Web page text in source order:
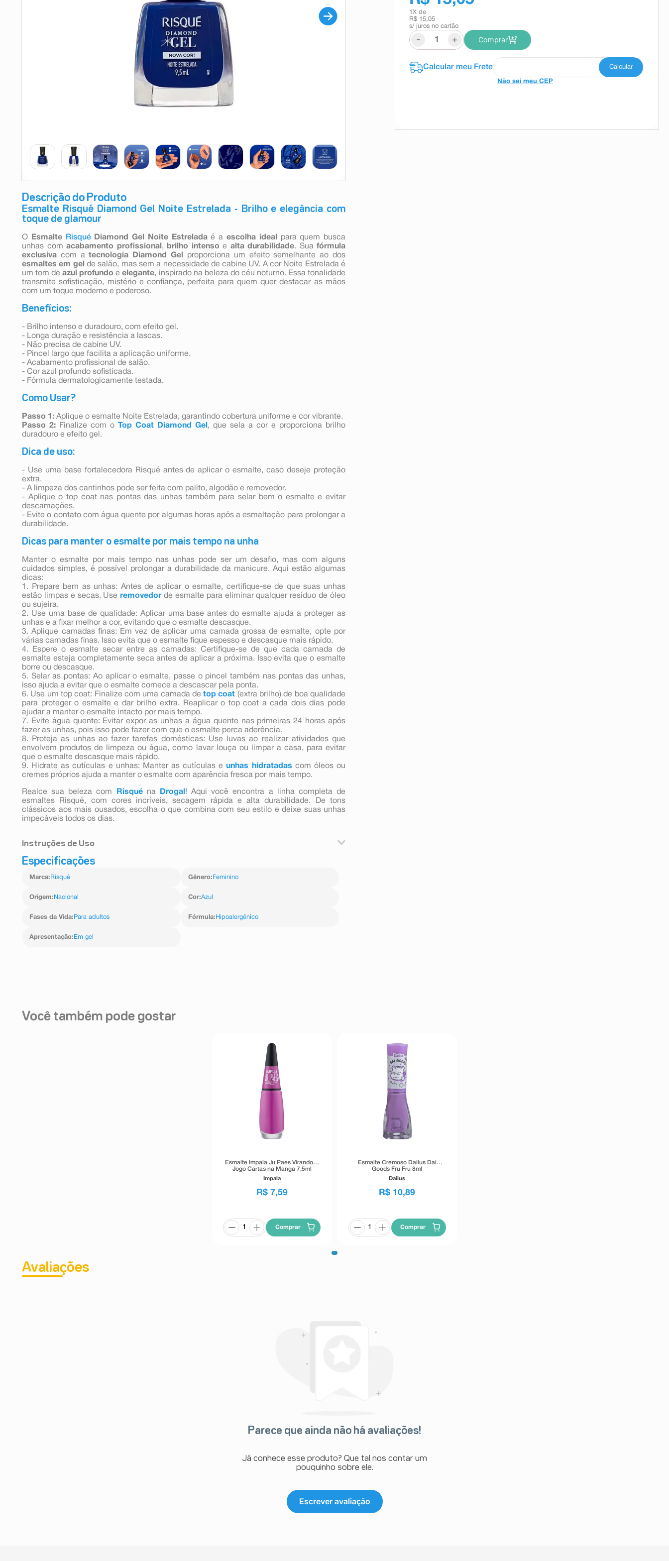
Descrição do Produto
Esmalte Risqué Diamond Gel Noite Estrelada - Brilho e elegância com
toque de glamour
O Esmalte Risqué Diamond Gel Noite Estreladaé a escolha ideal
para quem busca
unhas com acabamento profissional , brilho intenso e alta durabilidade. Sua fórmula
exclusiva com atecnologia Diamond Gel
proporciona um efeito semelhante ao dos
esmaltes em gel de salão, mas sem a necessidade de cabine UV. A cor Noite Estrelada é
um tom de azul profundo eelegante, inspirado na beleza do céu noturno. Essa tonalidade
transmite sofisticação, mistério e confiança, perfeita para quem quer destacar as mãos
com um toque moderno e poderoso.
Benefícios:
- Brilho intenso e duradouro, com efeito gel.
- Longa duração e resistência a lascas.
- Não precisa de cabine UV.
- Pincel largo que facilita a aplicação uniforme.
- Acabamento profissional de salão.
- Cor azul profundo sofisticada.
- Fórmula dermatologicamente testada.
Como Usar?
Passo 1: Aplique o esmalte Noite Estrelada, garantindo cobertura uniforme e cor vibrante.
Passo 2: Finalize com o Top Coat Diamond Gel , que sela a cor e proporciona brilho
duradouro e efeito gel.
Dica de uso:
- Use uma base fortalecedora Risqué antes de aplicar o esmalte, caso deseje proteção
extra.
- A limpeza dos cantinhos pode ser feita com palito, algodão e removedor.
- Aplique o top coat nas pontas das unhas também para selar bem o esmalte e evitar
descamações.
- Evite o contato com água quente por algumas horas após a esmaltação para prolongar a
durabilidade.
Dicas para manter o esmalte por mais tempo na unha
Manter o esmalte por mais tempo nas unhas pode ser um desafio, mas com alguns
cuidados simples, é possível prolongar a durabilidade da manicure. Aqui estão algumas
dicas:
1. Prepare bem as unhas: Antes de aplicar o esmalte, certifique-se de que suas unhas
estão limpas e secas. Useremovedor de esmalte para eliminar qualquer resíduo de óleo
ou sujeira.
2. Use uma base de qualidade: Aplicar uma base antes do esmalte ajuda a proteger as
unhas e a fixar melhor a cor, evitando que o esmalte descasque.
3. Aplique camadas finas: Em vez de aplicar uma camada grossa de esmalte, opte por
várias camadas finas. Isso evita que o esmalte fique espesso e descasque mais rápido.
4. Espere o esmalte secar entre as camadas: Certifique-se de que cada camada de
esmalte esteja completamente seca antes de aplicar a próxima. Isso evita que o esmalte
borre ou descasque.
5. Selar as pontas: Ao aplicar o esmalte, passe o pincel também nas pontas das unhas,
isso ajuda a evitar que o esmalte comece a descascar pela ponta.
6. Use um top coat: Finalize com uma camada detop coat (extra brilho) de boa qualidade
para proteger o esmalte e dar brilho extra. Reaplicar o top coat a cada dois dias pode
ajudar a manter o esmalte intacto por mais tempo.
7. Evite água quente: Evitar expor as unhas a água quente nas primeiras 24 horas após
fazer as unhas, pois isso pode fazer com que o esmalte perca aderência.
8. Proteja as unhas ao fazer tarefas domésticas: Use luvas ao realizar atividades que
envolvem produtos de limpeza ou água, como lavar louça ou limpar a casa, para evitar
que o esmalte descasque mais rápido.
9. Hidrate as cutículas e unhas: Manter as cutículas eunhas hidratadas com óleos ou
cremes próprios ajuda a manter o esmalte com aparência fresca por mais tempo.
Realce sua beleza com Risqué na Drogal ! Aqui você encontra a linha completa de
esmaltes Risqué, com cores incríveis, secagem rápida e alta durabilidade. De tons
clássicos aos mais ousados, escolha o que combina com seu estilo e deixe suas unhas
impecáveis todos os dias.
Instruções de Uso
Passo 1: Aplique o esmalte Noite Estrelada, garantindo cobertura uniforme e cor vibrante.
duradouro e efeito gel.
Especificações
Marca: Risqué Gênero: Feminino
Origem: Nacional Cor:Azul
Fases da Vida: Para adultos Fórmula: Hipoalergênico
Apresentação: Em gel
1 X de
R$ 15,05
s/ juros no cartão
- + Comprar
Não sei meu CEP
Você também pode gostar
Esmalte Impala Ju Paes Virando O
Jogo Cartas na Manga 7,5ml
Impala
R$ 7,59
Comprar
Esmalte Cremoso Dailus Dai
Goods Fru Fru 8ml
Dailus
R$ 10,89
Comprar
Avaliações
Parece que ainda não há avaliações!
Já conhece esse produto? Que tal nos contar um
pouquinho sobre ele.
Escrever avaliação
absorvente
10ºshampoo